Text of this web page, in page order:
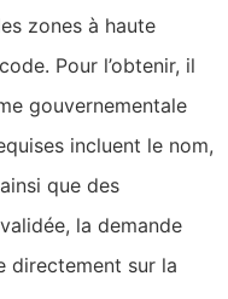
zones à haute
Pour l’obtenir, il
gouvernementale
incluent le nom,
que des
la demande
directement sur la